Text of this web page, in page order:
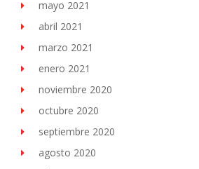
mayo 2021
abril 2021
marzo 2021
enero 2021
noviembre 2020
octubre 2020
septiembre 2020
agosto 2020